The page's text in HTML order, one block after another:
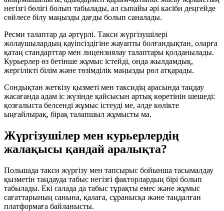
негізгі бөлігі болып табылады, ал сыпайы әрі кәсіби деңгейде
сөйлесе білу маңызды дағды болып саналады.
Ресми талаптар да әртүрлі. Такси жүргізушілері
жолаушылардың қауіпсіздігіне жауапты болғандықтан, оларға
қатаң стандарттар мен лицензиялау талаптары қолданылады.
Курьерлер өз бетінше жұмыс істейді, онда жылдамдық,
жергілікті білім және төзімділік маңызды рөл атқарады.
Сондықтан жеткізу қызметі мен таксидің арасында таңдау
жасағанда адам іс жүзінде қайсысын артық көретінін шешеді:
қозғалыста белсенді жұмыс істеуді ме, әлде көлікте
ыңғайлырақ, бірақ талапшыл жұмысты ма.
Жүргізушілер мен курьерлердің
жалақысы қандай аралықта?
Польшада такси жүргізу мен тапсырыс бойынша тасымалдау
қызметін таңдауда табыс негізгі факторлардың бірі болып
табылады. Екі салада да табыс тұрақты емес және жұмыс
сағаттарының санына, қалаға, сұранысқа және таңдалған
платформаға байланысты.